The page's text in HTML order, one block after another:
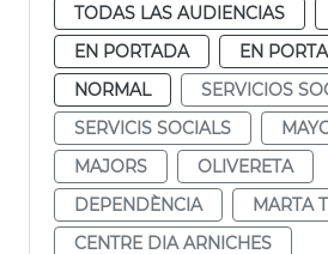
TODAS LAS AUDIENCIAS
EN PORTADA
EN
NORMAL
SERVICIOS
SERVICIS SOCIALS
MAJORS
OLIVERETA
DEPENDÈNCIA
MARTA
CENTRE DIA ARNICHES